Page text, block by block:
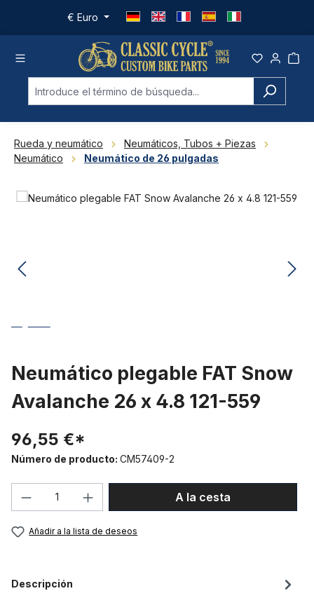
Saltar al contenido principal
€ Euro
Rueda y neumático
Neumáticos, Tubos + Piezas
Neumático
Neumático de 26 pulgadas
Omitir galería de imágenes
Neumático plegable FAT Snow
Avalanche 26 x 4.8 121-559
96,55 €*
Número de producto: CM57409-2
Cantidad del producto: introduce la
A la cesta
Añadir a la lista de deseos
Descripción